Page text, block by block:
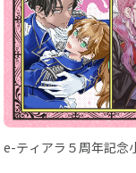
e-ティアラ５周年記念